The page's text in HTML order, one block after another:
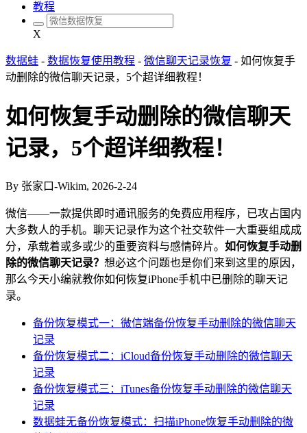
教程
X
数据蛙 - 数据恢复使用教程 - 微信聊天记录恢复 - 如何恢复手
动删除的微信聊天记录，5个超详细教程！
如何恢复手动删除的微信聊天
记录，5个超详细教程！
By 张家口-Wikim, 2026-2-24
微信——一款提供即时通讯服务的免费应用程序，已攻占国内
大多数人的手机。聊天记录作为这个社交软件一大重要组成成
分，承载着或多或少的重要资料与感情碎片。 如何恢复手动删
除的微信聊天记录？ 想必这个问题也是你们来到这里的原因，
那么今天小编就教你如何恢复iPhone手机中已删除的聊天记
录。
备份恢复模式一：微信端备份恢复手动删除的微信聊天
记录
备份恢复模式二：iCloud备份恢复手动删除的微信聊天
记录
备份恢复模式三：iTunes备份恢复手动删除的微信聊天
记录
数据蛙无备份恢复模式：扫描iPhone恢复手动删除的微